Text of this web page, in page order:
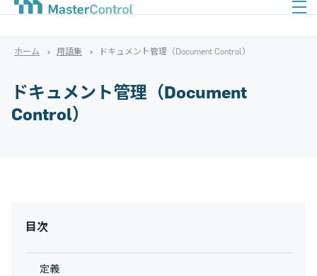
ホーム 用語集 ドキュメント管理（Document Control）
ドキュメント管理（Document
Control）
目次
定義